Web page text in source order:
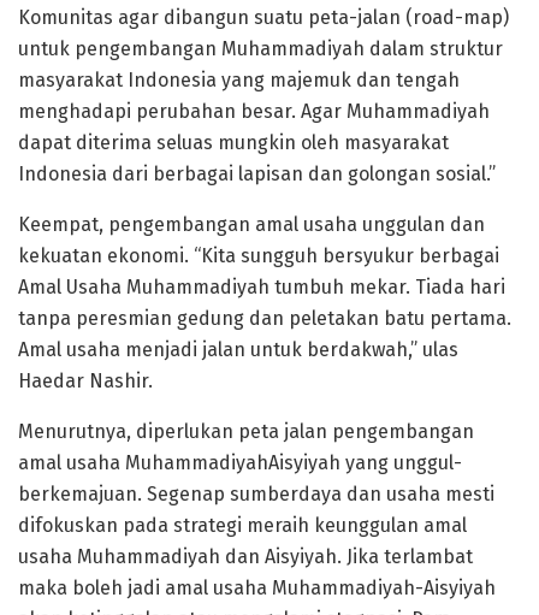
Komunitas agar dibangun suatu peta-jalan (road-map)
untuk pengembangan Muhammadiyah dalam struktur
masyarakat Indonesia yang majemuk dan tengah
menghadapi perubahan besar. Agar Muhammadiyah
dapat diterima seluas mungkin oleh masyarakat
Indonesia dari berbagai lapisan dan golongan sosial.”
Keempat, pengembangan amal usaha unggulan dan
kekuatan ekonomi. “Kita sungguh bersyukur berbagai
Amal Usaha Muhammadiyah tumbuh mekar. Tiada hari
tanpa peresmian gedung dan peletakan batu pertama.
Amal usaha menjadi jalan untuk berdakwah,” ulas
Haedar Nashir.
Menurutnya, diperlukan peta jalan pengembangan
amal usaha MuhammadiyahAisyiyah yang unggul-
berkemajuan. Segenap sumberdaya dan usaha mesti
difokuskan pada strategi meraih keunggulan amal
usaha Muhammadiyah dan Aisyiyah. Jika terlambat
maka boleh jadi amal usaha Muhammadiyah-Aisyiyah